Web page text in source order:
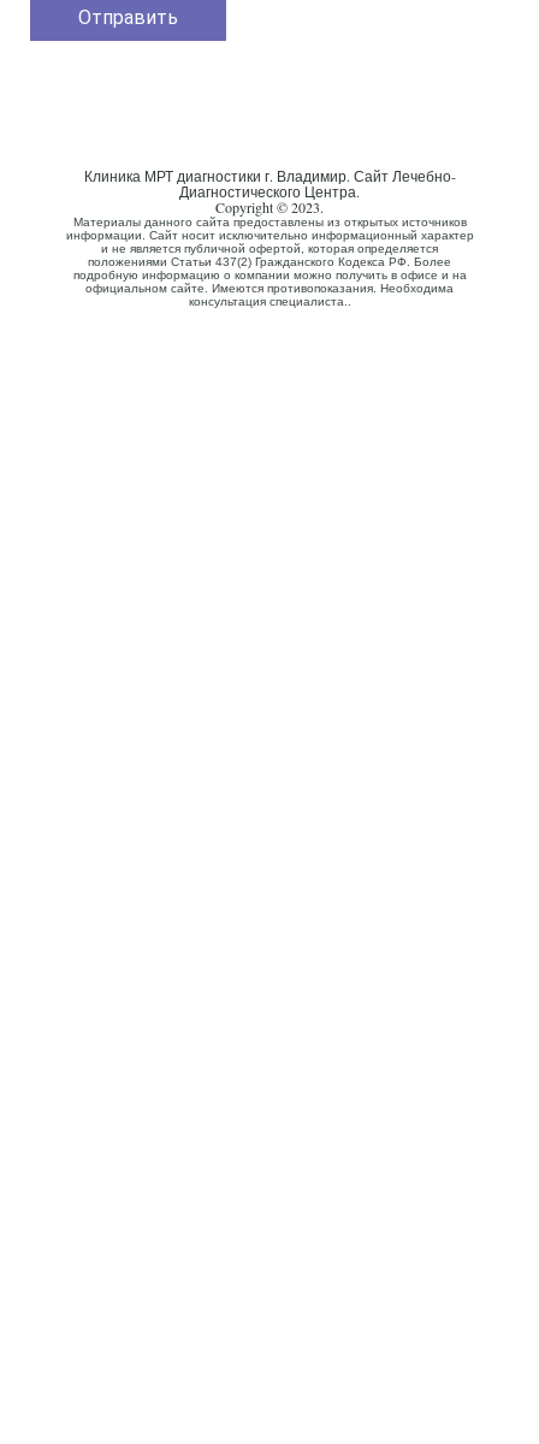
Клиника МРТ диагностики г. Владимир. Сайт Лечебно-
Диагностического Центра.
Copyright © 2023.
Материалы данного сайта предоставлены из открытых источников
информации. Сайт носит исключительно информационный характер
и не является публичной офертой, которая определяется
положениями Статьи 437(2) Гражданского Кодекса РФ. Более
подробную информацию о компании можно получить в офисе и на
официальном сайте. Имеются противопоказания. Необходима
консультация специалиста..